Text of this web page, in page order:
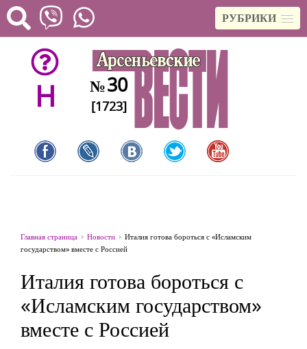
РУБРИКИ
H №30
[1723]
Главная страница Новости
Италия готова бороться с «Исламским
государством» вместе с Россией
Италия готова бороться с
«Исламским государством»
вместе с Россией